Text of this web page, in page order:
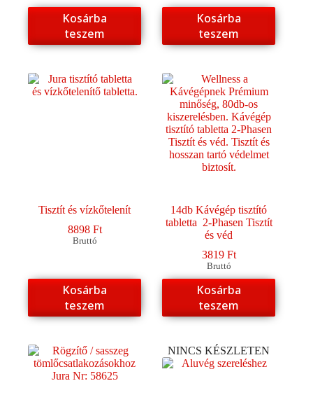
Kosárba
teszem
Kosárba
teszem
Tisztít és vízkőtelenít
8898 Ft
Bruttó
Kosárba
teszem
14db Kávégép tisztító
tabletta 2-Phasen Tisztít
és véd
3819 Ft
Bruttó
Kosárba
teszem
NINCS KÉSZLETEN